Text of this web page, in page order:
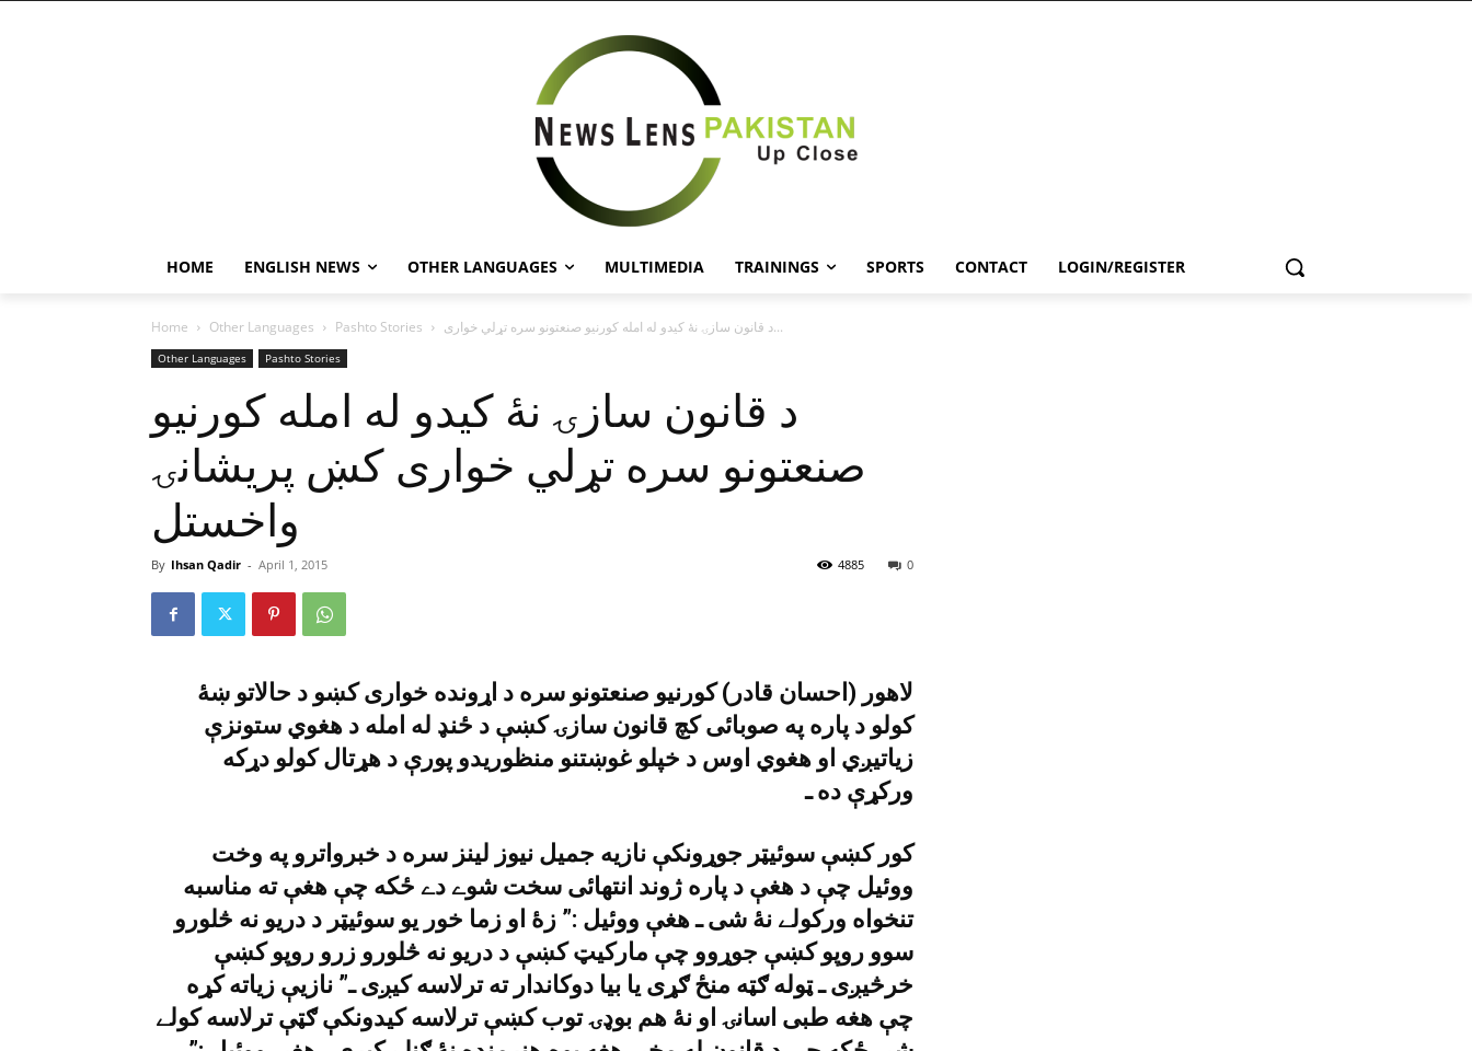
HOME ENGLISH NEWS OTHER LANGUAGES MULTIMEDIA TRAININGS SPORTS CONTACT LOGIN/REGISTER
Home Other Languages Pashto Stories د قانون سازۍ نۀ کيدو له امله کورنيو صنعتونو سره تړلي خوارى...
Other Languages Pashto Stories
د قانون سازۍ نۀ کيدو له امله کورنيو
صنعتونو سره تړلي خوارى کښ پريشانۍ
واخستل
By Ihsan Qadir - April 1, 2015 0
4885
لاهور (احسان قادر) کورنيو صنعتونو سره د اړونده خوارى کښو د حالاتو ښۀ
کولو د پاره په صوبائى کچ قانون سازۍ کښې د ځنډ له امله د هغوي ستونزې
زياتيږي او هغوي اوس د خپلو غوښتنو منظوريدو پورې د هړتال کولو دړکه
ورکړې ده ـ
کور کښې سوئيټر جوړونکې نازيه جميل نيوز لينز سره د خبرواترو په وخت
ووئيل چې د هغې د پاره ژوند انتهائى سخت شوے دے ځکه چې هغې ته مناسبه
تنخواه ورکولے نۀ شى ـ هغې ووئيل :” زۀ او زما خور يو سوئيټر د دريو نه څلورو
سوو روپو کښې جوړوو چې مارکيټ کښې د دريو نه څلورو زرو روپو کښې
خرڅيږى ـ ټوله ګټه منځ ګړى يا بيا دوکاندار ته ترلاسه کيږى ـ” نازيې زياته کړه
چې هغه طبى اسانۍ او نۀ هم بوډۍ توب کښې ترلاسه کيدونکې ګټې ترلاسه کولے